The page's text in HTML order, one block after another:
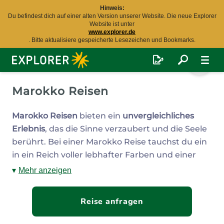
Hinweis:
Du befindest dich auf einer alten Version unserer Website. Die neue Explorer
Website ist unter
www.explorer.de
. Bitte aktualisiere gespeicherte Lesezeichen und Bookmarks.
Explorer
Fernreisen
Marokko Reisen
Marokko Reisen bieten ein unvergleichliches
Erlebnis, das die Sinne verzaubert und die Seele
berührt. Bei einer Marokko Reise tauchst du ein
in ein Reich voller lebhafter Farben und einer
reichen Kultur, die Jahrhunderte zurückreicht.
Schlendere durch die Gassen von Marrakesch,
erkunde die faszinierenden Basare und den
berühmten Marktplatz Djemaa el Fna. Genieße
Mehr anzeigen
Reise anfragen